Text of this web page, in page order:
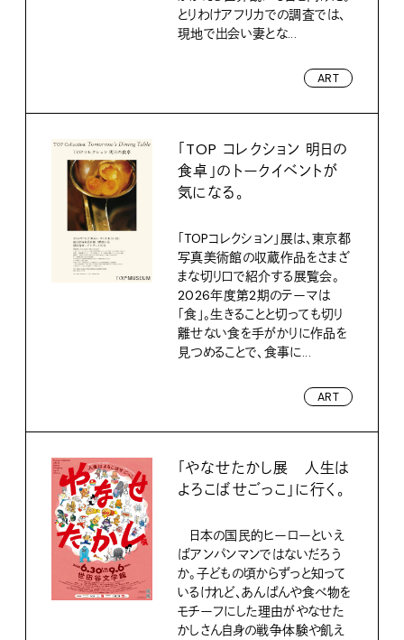
とりわけアフリカでの調査では、
現地で出会い妻とな...
ART
「TOP コレクション 明日の
食卓」のトークイベントが
気になる。
「TOPコレクション」展は、東京都
写真美術館の収蔵作品をさまざ
まな切り口で紹介する展覧会。
2026年度第2期のテーマは
「食」。生きることと切っても切り
離せない食を手がかりに作品を
見つめることで、食事に...
ART
「やなせたかし展 人生は
よろこばせごっこ」に行く。
日本の国民的ヒーローといえ
ばアンパンマンではないだろう
か。子どもの頃からずっと知って
いるけれど、あんぱんや食べ物を
モチーフにした理由がやなせた
かしさん自身の戦争体験や飢え